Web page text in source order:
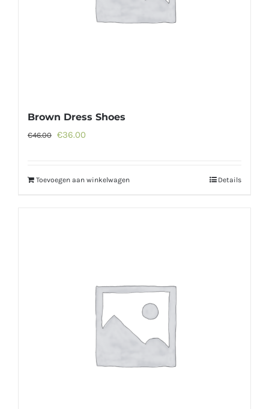
Brown Dress Shoes
€46.00 Oorspronkelijke
€46.00.
€36.00
€36.00.
Toevoegen aan winkelwagen Details